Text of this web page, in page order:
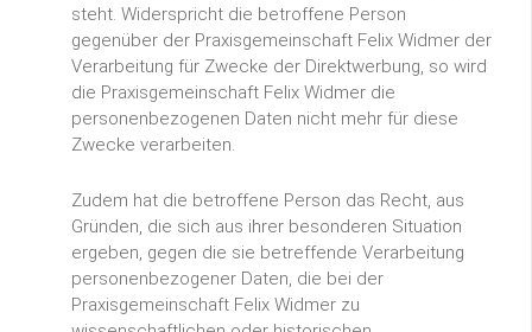
steht. Widerspricht die betroffene Person
gegenüber der Praxisgemeinschaft Felix Widmer der
Verarbeitung für Zwecke der Direktwerbung, so wird
die Praxisgemeinschaft Felix Widmer die
personenbezogenen Daten nicht mehr für diese
Zwecke verarbeiten.
Zudem hat die betroffene Person das Recht, aus
Gründen, die sich aus ihrer besonderen Situation
ergeben, gegen die sie betreffende Verarbeitung
personenbezogener Daten, die bei der
Praxisgemeinschaft Felix Widmer zu